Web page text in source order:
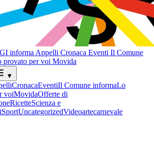
informa Appelli Cronaca Eventi Il Comune
provato per voi Movida
▼
CronacaEventiIl Comune informaLo
voiMovidaOfferte di
RicetteScienza e
SportUncategorizedVideoartecarnevale